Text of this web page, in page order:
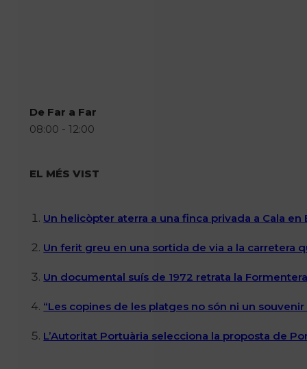
De Far a Far
08:00 - 12:00
EL MÉS VIST
Un helicòpter aterra a una finca privada a Cala
Un ferit greu en una sortida de via a la carretera
Un documental suís de 1972 retrata la
“Les copines de les platges no són ni un
L’Autoritat Portuària selecciona la proposta de